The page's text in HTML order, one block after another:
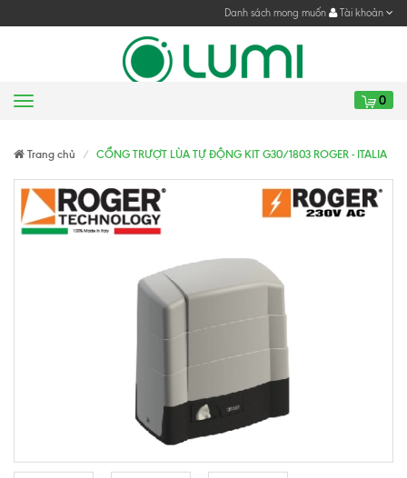
Danh sách mong muốn Tài khoản
Menu 0
Trang chủ CỔNG TRƯỢT LÙA TỰ ĐỘNG KIT G30/1803 ROGER - ITALIA